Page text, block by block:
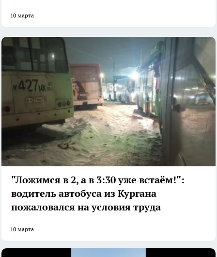
10 марта
"Ложимся в 2, а в 3:30 уже встаём!":
водитель автобуса из Кургана
пожаловался на условия труда
10 марта